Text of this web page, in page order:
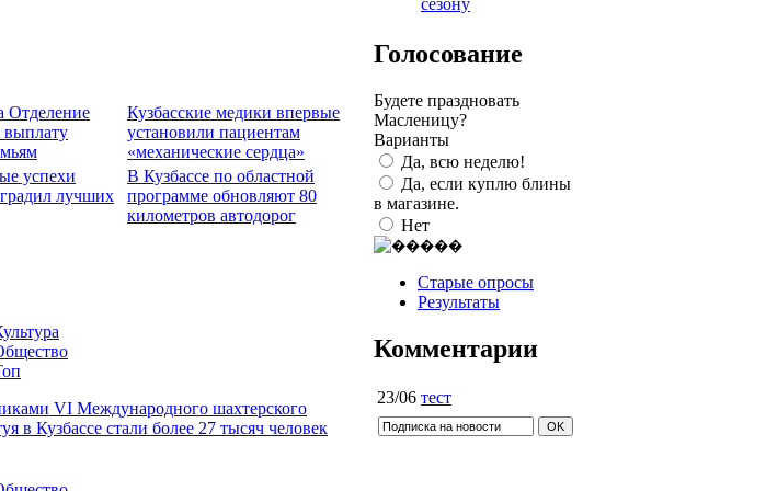
Отделение
выплату
Кузбасские медики впервые
установили пациентам
«механические сердца»
успехи
лучших
В Кузбассе по областной
программе обновляют 80
километров автодорог
VI Международного шахтерского
в Кузбассе стали более 27 тысяч человек
Голосование
Будете праздновать
Масленицу?
Варианты
Да, всю неделю!
Да, если куплю блины
в магазине.
Нет
Старые опросы
Результаты
Комментарии
23/06 тест